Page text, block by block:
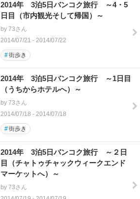
2014年 3泊5日バンコク旅行 ～4・5
日目（市内観光そして帰国）～
by 73さん
2014/07/21 - 2014/07/22
#街歩き
2014年 3泊5日バンコク旅行 ～1日目
（うちからホテルへ）～
by 73さん
2014/07/18 - 2014/07/18
#街歩き
2014年 3泊5日バンコク旅行 ～２日
目（チャトゥチャックウィークエンド
マーケットへ）～
by 73さん